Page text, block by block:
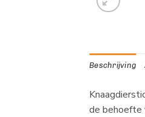
Beschrijving
de behoefte